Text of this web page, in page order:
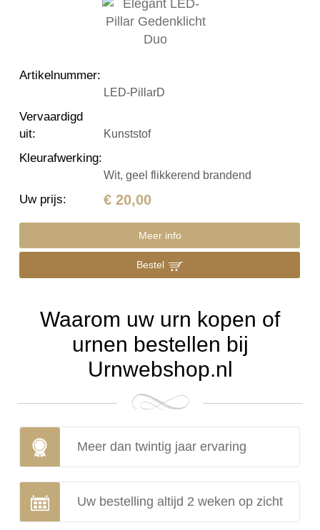
Artikelnummer:
LED-PillarD
Vervaardigd
uit: Kunststof
Kleurafwerking:
Wit, geel flikkerend brandend
Uw prijs: € 20,00
Meer info
Bestel
Waarom uw urn kopen of
urnen bestellen bij
Urnwebshop.nl
Meer dan twintig jaar ervaring
Uw bestelling altijd 2 weken op zicht